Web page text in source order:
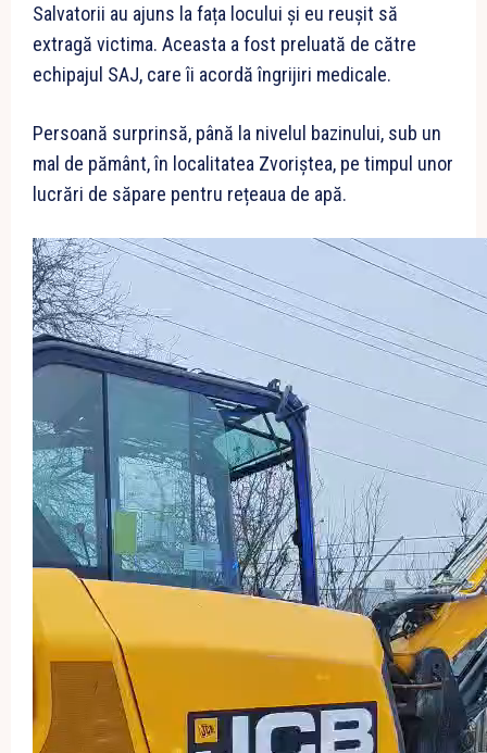
Salvatorii au ajuns la fața locului și eu reușit să
extragă victima. Aceasta a fost preluată de către
echipajul SAJ, care îi acordă îngrijiri medicale.
Persoană surprinsă, până la nivelul bazinului, sub un
mal de pământ, în localitatea Zvoriștea, pe timpul unor
lucrări de săpare pentru rețeaua de apă.